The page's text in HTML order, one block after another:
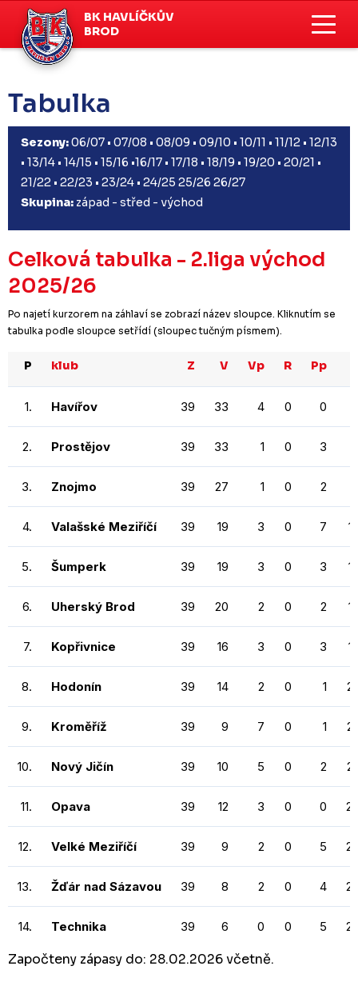
BK HAVLÍČKŮV
BROD
Tabulka
Sezony:06/07 • 07/08 • 08/09 • 09/10 • 10/11 • 11/12 • 12/13
• 13/14 • 14/15 • 15/16 •16/17 • 17/18 • 18/19 • 19/20 • 20/21 •
21/22 • 22/23 • 23/24 • 24/25 25/26 26/27
Skupina: západ - střed - východ
Celková tabulka - 2.liga východ
2025/26
Po najetí kurzorem na záhlaví se zobrazí název sloupce. Kliknutím se
tabulka podle sloupce setřídí (sloupec tučným písmem).
P klub Z V Vp R Pp
1. Havířov 39 33 4 0 0
2. Prostějov 39 33 1 0 3
3. Znojmo 39 27 1 0 2
4. Valašské Meziříčí 39 19 3 0 7
5. Šumperk 39 19 3 0 3
6. Uherský Brod 39 20 2 0 2
7. Kopřivnice 39 16 3 0 3
8. Hodonín 39 14 2 0 1
9. Kroměříž 39 9 7 0 1
10. Nový Jičín 39 10 5 0 2
11. Opava 39 12 3 0 0
12. Velké Meziříčí 39 9 2 0 5
13. Žďár nad Sázavou 39 8 2 0 4
14. Technika 39 6 0 0 5
Započteny zápasy do: 28.02.2026 včetně.